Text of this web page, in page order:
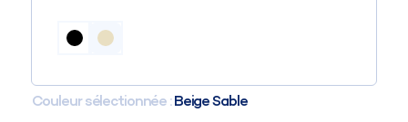
Couleur sélectionnée :Beige Sable